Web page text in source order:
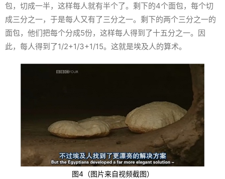
包，切成一半，这样每人就有半个了。剩下的4个面包，每个切
成三分之一，于是每人又有了三分之一。剩下的两个三分之一的
面包，他们把每个分成5份，这样每人得到了十五分之一。因
此，每人得到了1/2+1/3+1/15。这就是埃及人的算术。
图4（图片来自视频截图）